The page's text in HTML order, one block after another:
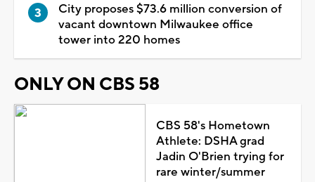
City proposes $73.6 million conversion of
vacant downtown Milwaukee office
tower into 220 homes
ONLY ON CBS 58
CBS 58's Hometown
Athlete: DSHA grad
Jadin O'Brien trying for
rare winter/summer